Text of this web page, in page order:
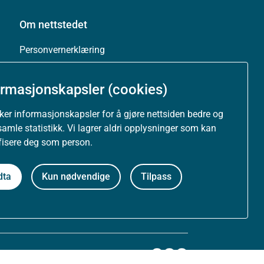
(cookies)
informasjonskapsler for å gjøre nettsiden bedre og
statistikk. Vi lagrer aldri opplysninger som kan
deg som person.
Kun nødvendige Tilpass
Om nettstedet
Personvernerklæring
Besøksstatistikk og informasjonskapsler
Nyhetsvarsel og abonnement
Åpne data (API)